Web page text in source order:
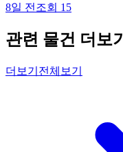
8일 전 조회 15
관련 물건 더보기
더보기 전체보기